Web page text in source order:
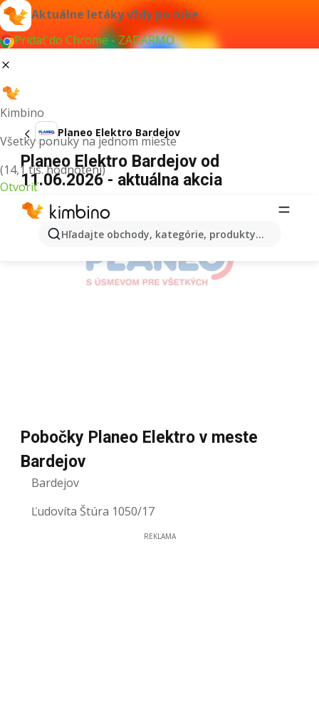
Aktuálne letáky vždy po ruke
Pridať do Chrome - ZADARMO
Kimbino
Všetky ponuky na jednom mieste
(14,1 tis. hodnotení)
Otvoriť
Hľadajte obchody, kategórie, produkty...
Planeo Elektro Bardejov
Planeo Elektro Bardejov od
11.06.2026 - aktuálna akcia
Pobočky Planeo Elektro v meste
Bardejov
Bardejov
Ľudovíta Štúra 1050/17
REKLAMA